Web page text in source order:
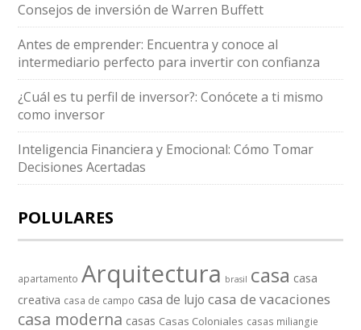
Consejos de inversión de Warren Buffett
Antes de emprender: Encuentra y conoce al
intermediario perfecto para invertir con confianza
¿Cuál es tu perfil de inversor?: Conócete a ti mismo
como inversor
Inteligencia Financiera y Emocional: Cómo Tomar
Decisiones Acertadas
POLULARES
apartamento Arquitectura brasil casa casa
creativa casa de campo casa de lujo casa de vacaciones
casa moderna casas Casas Coloniales casas miliangie